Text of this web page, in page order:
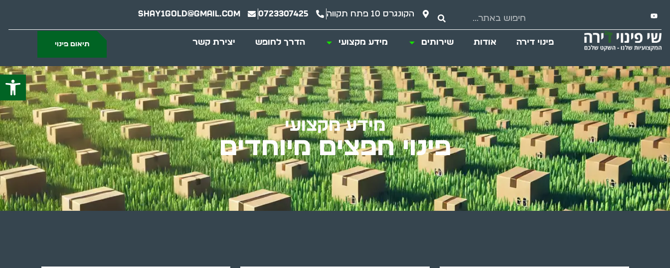
פתח
הקונגרס 10 פתח תקווה 0723307425
Shay1gold@gmail.com
פינוי דירה אודות שירותים מידע מקצועי הדרך לחופש יצירת קשר תיאום פינוי
מידע מקצועי
פינוי חפצים מיוחדים